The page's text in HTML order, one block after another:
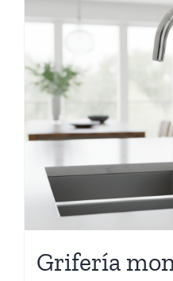
Grifería